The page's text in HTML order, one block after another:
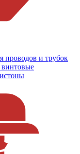
проводов и трубок